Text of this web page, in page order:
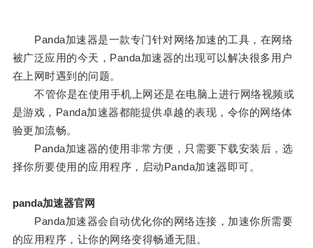
Panda加速器是一款专门针对网络加速的工具，在网络
被广泛应用的今天，Panda加速器的出现可以解决很多用户
在上网时遇到的问题。
不管你是在使用手机上网还是在电脑上进行网络视频或
是游戏，Panda加速器都能提供卓越的表现，令你的网络体
验更加流畅。
Panda加速器的使用非常方便，只需要下载安装后，选
择你所要使用的应用程序，启动Panda加速器即可。
panda加速器官网
Panda加速器会自动优化你的网络连接，加速你所需要
的应用程序，让你的网络变得畅通无阻。